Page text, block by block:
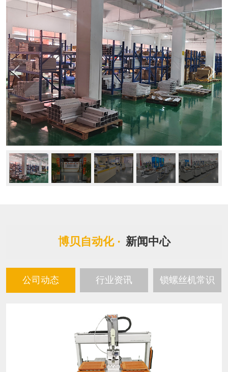
博贝自动化 · 新闻中心
公司动态 行业资讯 锁螺丝机常识